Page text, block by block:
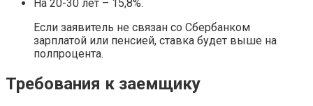
На 20-30 лет – 15,8%.
Если заявитель не связан со Сбербанком
зарплатой или пенсией, ставка будет выше на
полпроцента.
Требования к заемщику